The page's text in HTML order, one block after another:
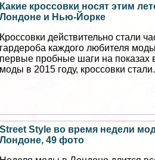
Какие кроссовки носят этим
Лондоне и Нью-Йорке
Кроссовки действительно стали
гардероба каждого любителя
первые пробные шаги на показах
моды в 2015 году, кроссовки
Street Style во время недели
Лондоне, 49 фото